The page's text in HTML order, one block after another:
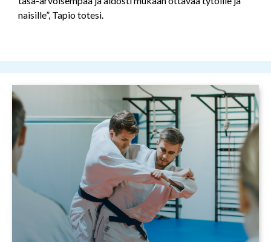
naisille”, Tapio totesi.